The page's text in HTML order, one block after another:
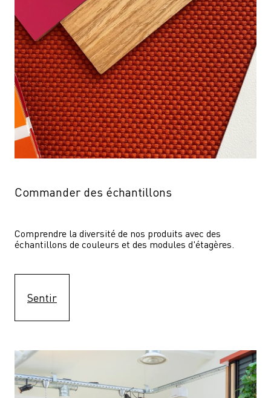
Commander des échantillons
Comprendre la diversité de nos produits avec des
échantillons de couleurs et des modules d'étagères.
Sentir